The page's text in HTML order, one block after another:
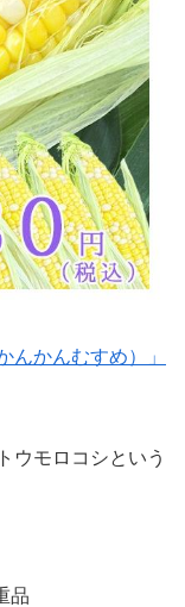
かんむすめ）」
ウモロコシという
品